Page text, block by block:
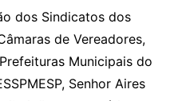
dos Sindicatos dos
de Vereadores,
Municipais do
Senhor Aires